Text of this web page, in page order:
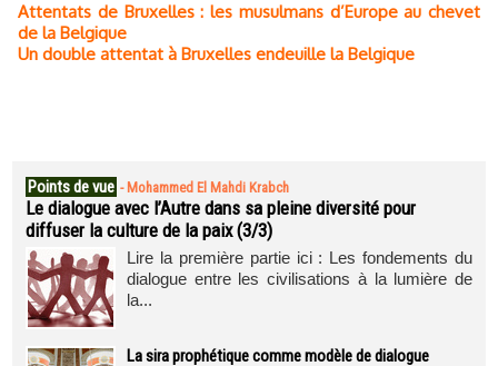
Attentats de Bruxelles : les musulmans d’Europe au chevet
de la Belgique
Un double attentat à Bruxelles endeuille la Belgique
Points de vue - Mohammed El Mahdi Krabch
Le dialogue avec l’Autre dans sa pleine diversité pour
diffuser la culture de la paix (3/3)
Lire la première partie ici : Les fondements du
dialogue entre les civilisations à la lumière de
la...
La sira prophétique comme modèle de dialogue